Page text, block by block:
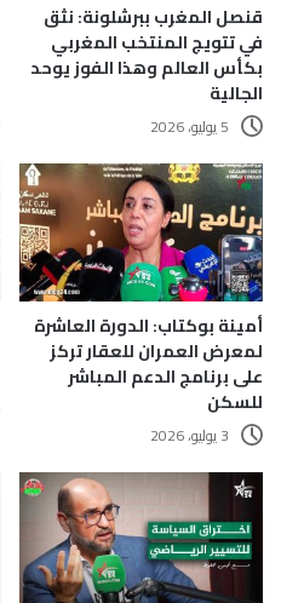
قنصل المغرب ببرشلونة: نثق
في تتويج المنتخب المغربي
بكأس العالم وهذا الفوز يوحد
الجالية
5 يوليو، 2026
أمينة بوكتاب: الدورة العاشرة
لمعرض العمران للعقار تركز
على برنامج الدعم المباشر
للسكن
3 يوليو، 2026